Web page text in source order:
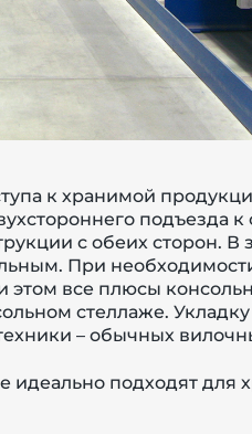
к хранимой
подъезда к
с обеих сторон. В
При
все плюсы
стеллаже. Укладку
– обычных
подходят для